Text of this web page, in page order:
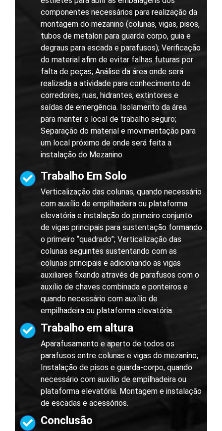
componentes necessários para realização da
montagem do mezanino (colunas, vigas, pisos,
tubos de metalon para guarda corpo, guia e
degraus para escada e parafusos); Verificação
do material afim de evitar falhas futuras por
falta de peças; Análise da área onde será
realizada a atividade para conhecimento de
corredores, ruas, hidrantes, extintores e
saídas de emergência. Isolamento da área
para manter o local de trabalho seguro;
Separação do material e movimentação para
um local próximo de onde será feita a
instalação do Mezanino.
Trabalho Em Solo
Verticalização das colunas, quando necessário
com auxílio de empilhadeira ou plataforma
elevatória e instalação do primeiro conjunto
de vigas principais para sustentação formando
o primeiro “quadrado”; Verticalização das
colunas seguintes sustentando com as
colunas principais e adicionando as vigas
auxiliares fixando através de parafusos com o
auxílio de chaves combinada e ponteiros e
quando necessário com auxílio de
empilhadeira ou plataforma elevatória.
Trabalho em altura
Aparafusamento e aperto de todos os
parafusos entre colunas e vigas do mezanino;
Instalação de pisos e guarda-corpo, quando
necessário com auxílio de empilhadeira ou
plataforma elevatória. Montagem e instalação
de escadas e acessórios.
Conclusão